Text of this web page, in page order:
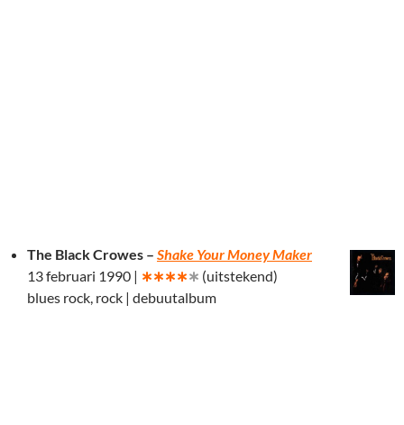
The Black Crowes – Shake Your Money Maker
13 februari 1990 | ∗∗∗∗∗ (uitstekend)
blues rock, rock | debuutalbum